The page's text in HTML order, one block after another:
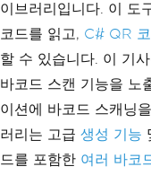
이브러리입니다. 이 도
코드를 읽고, C# QR 코
할 수 있습니다. 이 기
바코드 스캔 기능을 노
이션에 바코드 스캐닝
러리는 고급 생성 기능
드를 포함한 여러 바코